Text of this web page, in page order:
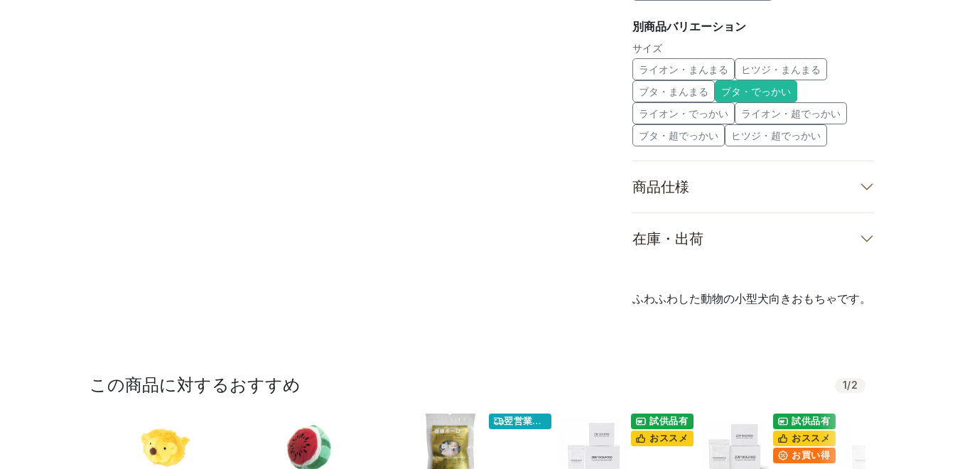
別商品バリエーション
サイズ
ライオン・まんまる
ヒツジ・まんまる
ブタ・まんまる
ブタ・でっかい
ライオン・でっかい
ライオン・超でっかい
ブタ・超でっかい
ヒツジ・超でっかい
商品仕様
在庫・出荷
ふわふわした動物の小型犬向きおもちゃです。
この商品に対するおすすめ 1/2
翌営業日発送
試供品有
おススメ
試供品有
おススメ
お買い得